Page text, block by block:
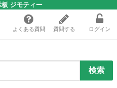
ジモティー
よくある質問 質問する ログイン